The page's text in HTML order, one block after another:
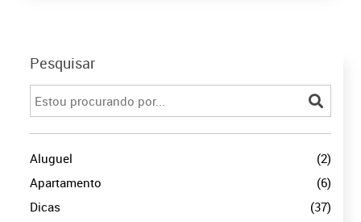
Pesquisar
Aluguel
(2)
Apartamento
(6)
Dicas
(37)